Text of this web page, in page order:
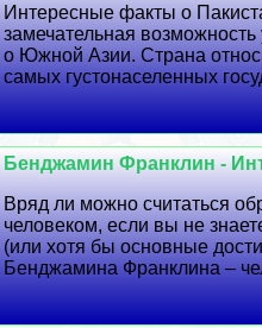
Интересные факты о
замечательная
о Южной Азии. Страна
самых густонаселенных
Бенджамин Франклин -
Вряд ли можно считаться
человеком, если вы не
(или хотя бы основные
Бенджамина Франклина –